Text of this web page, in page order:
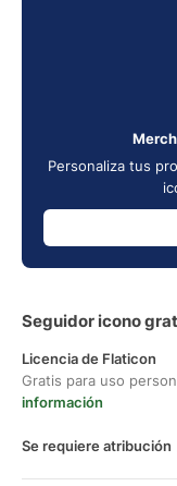
Personaliza tus
Seguidor icono
Licencia de Flaticon
Gratis para uso
información
Se requiere atribución